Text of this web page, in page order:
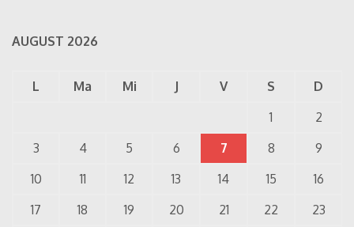
AUGUST 2026
L Ma Mi J V S
D
1
2
3
4 5 6 7 8
9
10
11 12 13 14 15
16
17
18 19 20 21 22 23